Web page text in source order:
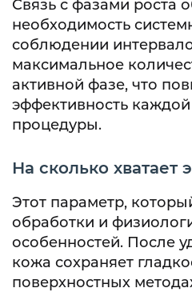
Связь с фазами роста
необходимость
соблюдении
максимальное
активной фазе, что
эффективность
процедуры.
На сколько хватает
Этот параметр,
обработки и
особенностей. После
кожа сохраняет
поверхностных